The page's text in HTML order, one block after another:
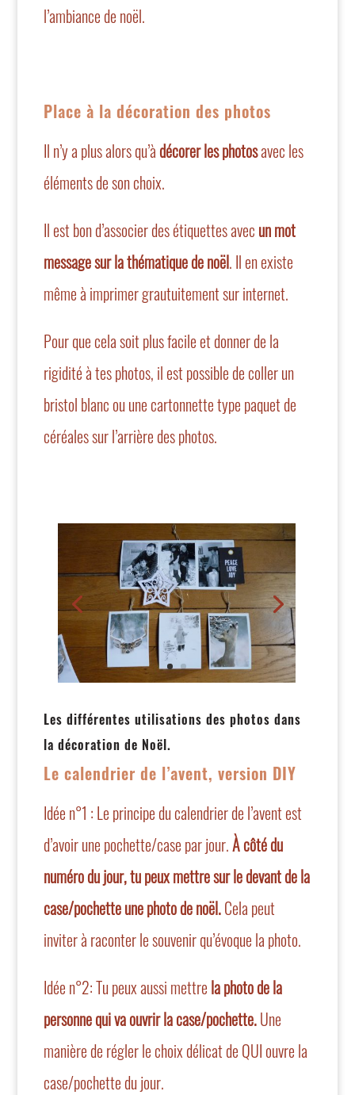
l’ambiance de noël.
Place à la décoration des photos
Il n’y a plus alors qu’à décorer les photosavec les
éléments de son choix.
Il est bon d’associer des étiquettes avec un mot
message sur la thématique de noël. Il en existe
même à imprimer grautuitement sur internet.
Pour que cela soit plus facile et donner de la
rigidité à tes photos, il est possible de coller un
bristol blanc ou une cartonnette type paquet de
céréales sur l’arrière des photos.
Les différentes utilisations des photos dans
la décoration de Noël.
Le calendrier de l’avent, version DIY
Idée n°1 : Le principe du calendrier de l’avent est
d’avoir une pochette/case par jour.À côté du
numéro du jour, tu peux mettre sur le devant de la
case/pochette une photo de noël.Cela peut
inviter à raconter le souvenir qu’évoque la photo.
Idée n°2: Tu peux aussi mettre la photo de la
personne qui va ouvrir la case/pochette.Une
manière de régler le choix délicat de QUI ouvre la
case/pochette du jour.